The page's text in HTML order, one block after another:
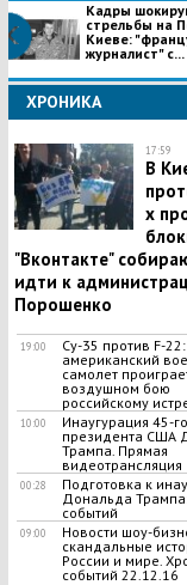
Кадры
стрельбы на
Киеве:
журналист" с...
ХРОНИКА
17:59
В
х
"Вконтакте"
идти к
Порошенко
19:00
Су-35 против F-
американский
самолет
воздушном бою
российскому
10:00
Инаугурация 45-го
президента США
Трампа. Прямая
видеотрансляция
00:28
Подготовка к
Дональда
событий
09:00
Новости шоу-
скандальные
России и мире.
событий 22.12.16